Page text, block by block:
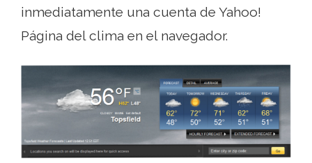
inmediatamente una cuenta de Yahoo!
Página del clima en el navegador.